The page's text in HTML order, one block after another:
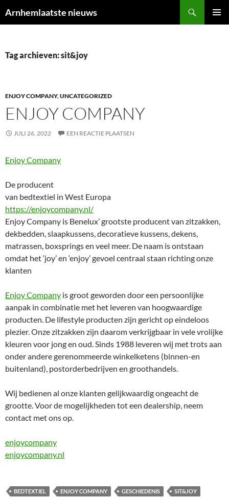
naar
Arnhemlaatste nieuws
Tag archieven: sit&joy
ENJOY COMPANY,UNCATEGORIZED
ENJOY COMPANY
JULI 26, 2022 EEN REACTIE PLAATSEN
Enjoy Company
De producent
van bedtextiel in West Europa
https://enjoycompany.nl/
Enjoy Company is Benelux’ grootste producent van zitzakken,
dekbedden, slaapkussens, decoratieve kussens, dekens,
matrassen, boxsprings en veel meer. De naam is ontstaan
omdat het ‘joy’ en ‘enjoy’ gevoel centraal staan richting onze
klanten
Enjoy Company is groot geworden door een persoonlijke
aanpak in combinatie met het leveren van hoogwaardige
producten. De lifestyle producten zijn gericht op eindeloos
plezier. Onze zitzakken zijn daarom verkrijgbaar in vele vrolijke
kleuren voor jong en oud. Sinds 1988 leveren wij met trots aan
onder andere gerenommeerde winkelketens (binnen-en
buitenland), postorderbedrijven en groothandels.
Wij bedienen al onze klanten gelijkwaardig ongeacht de
grootte. Voor de mogelijkheden tot een dealership, neem
contact met ons op.
enjoycompany
enjoycompany.nl
BEDTEXTIEL ENJOY COMPANY GESCHIEDENIS
SIT&JOY